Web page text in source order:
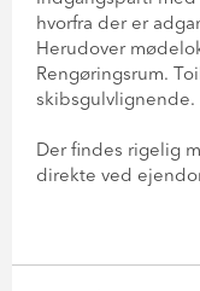
hvorfra der er
Herudover
Rengøringsrum.
skibsgulvlignende.
Der findes rigelig
direkte ved